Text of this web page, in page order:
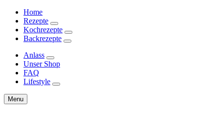
Home
Rezepte
expand
child
menu
Kochrezepte
expand
child
Backrezepte
expand
Anlass
expand
child
Unser Shop
FAQ
Lifestyle
expand
Search
Menu